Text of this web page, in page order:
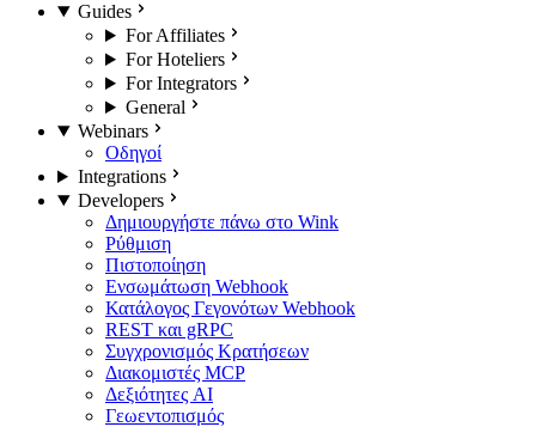
Guides
For Affiliates
For Hoteliers
For Integrators
General
Webinars
Οδηγοί
Integrations
Developers
Δημιουργήστε πάνω στο Wink
Ρύθμιση
Πιστοποίηση
Ενσωμάτωση Webhook
Κατάλογος Γεγονότων Webhook
REST και gRPC
Συγχρονισμός Κρατήσεων
Διακομιστές MCP
Δεξιότητες AI
Γεωεντοπισμός